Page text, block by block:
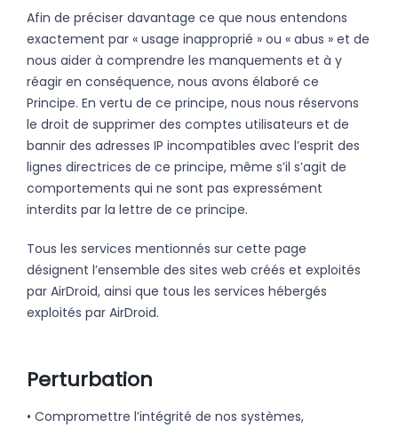
Afin de préciser davantage ce que nous entendons
exactement par « usage inapproprié » ou « abus » et de
nous aider à comprendre les manquements et à y
réagir en conséquence, nous avons élaboré ce
Principe. En vertu de ce principe, nous nous réservons
le droit de supprimer des comptes utilisateurs et de
bannir des adresses IP incompatibles avec l’esprit des
lignes directrices de ce principe, même s’il s’agit de
comportements qui ne sont pas expressément
interdits par la lettre de ce principe.
Tous les services mentionnés sur cette page
désignent l’ensemble des sites web créés et exploités
par AirDroid, ainsi que tous les services hébergés
exploités par AirDroid.
Perturbation
• Compromettre l’intégrité de nos systèmes,